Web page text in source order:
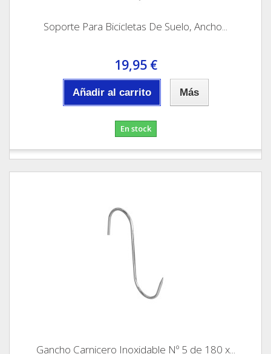
Soporte Para Bicicletas De Suelo, Ancho...
19,95 €
Añadir al carrito Más
En stock
Gancho Carnicero Inoxidable Nº 5 de 180 x...